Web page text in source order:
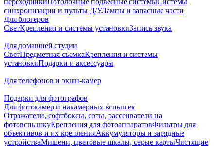
переходникиПотолочные подвесные системыСистемы
синхронизации и пульты Д/УЛампы и запасные части
Для блогеров
СветКрепления и системы установкиЗапись звука
Для домашней студии
СветПредметная съемкаКрепления и системы
установкиПодарки и аксессуары
Для телефонов и экшн-камер
Подарки для фотографов
Для фотокамер и накамерных вспышек
Отражатели, софтбоксы, соты, рассеиватели на
фотовспышкуКрепления для фотоаппаратовФильтры для
объективов и их крепленияАккумуляторы и зарядные
устройстваМишени, цветовые шкалы, серые картыЧистящие